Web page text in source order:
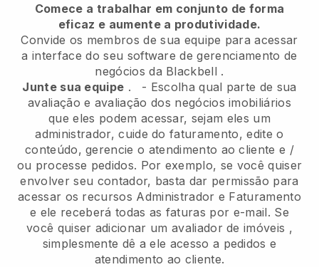
Comece a trabalhar em conjunto de forma
eficaz e aumente a produtividade.
Convide os membros de sua equipe para acessar
a interface do seu software de gerenciamento de
negócios da Blackbell .
Junte sua equipe . - Escolha qual parte de sua
avaliação e avaliação dos negócios imobiliários
que eles podem acessar, sejam eles um
administrador, cuide do faturamento, edite o
conteúdo, gerencie o atendimento ao cliente e /
ou processe pedidos. Por exemplo, se você quiser
envolver seu contador, basta dar permissão para
acessar os recursos Administrador e Faturamento
e ele receberá todas as faturas por e-mail. Se
você quiser adicionar um avaliador de imóveis ,
simplesmente dê a ele acesso a pedidos e
atendimento ao cliente.